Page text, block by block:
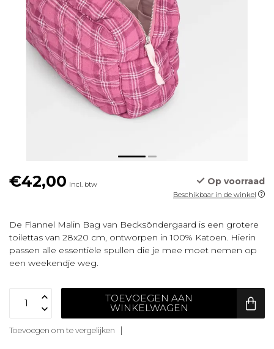
€42,00 Incl. btw Op voorraad
Beschikbaar in de winkel
De Flannel Malin Bag van Becksöndergaard is een grotere
toilettas van 28x20 cm, ontworpen in 100% Katoen. Hierin
passen alle essentiële spullen die je mee moet nemen op
een weekendje weg.
TOEVOEGEN AAN
WINKELWAGEN
Toevoegen om te vergelijken